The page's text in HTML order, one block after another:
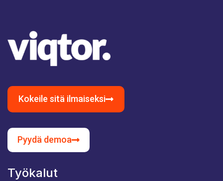
Kokeile sitä ilmaiseksi
Pyydä demoa
Työkalut